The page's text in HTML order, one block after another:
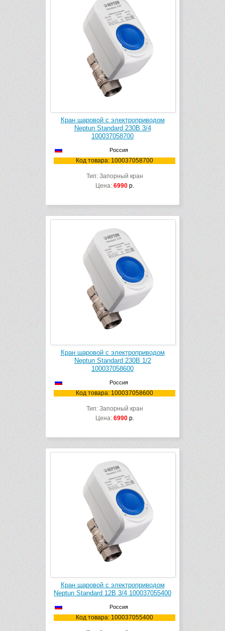
Кран шаровой с электроприводом
Neptun Standard 230В 3/4
100037058700
Россия
Код товара: 100037058700
Тип: Запорный кран
Цена: 6990р.
Кран шаровой с электроприводом
Neptun Standard 230В 1/2
100037058600
Россия
Код товара: 100037058600
Тип: Запорный кран
Цена: 6990р.
Кран шаровой с электроприводом
Neptun Standard 12В 3/4 100037055400
Россия
Код товара: 100037055400